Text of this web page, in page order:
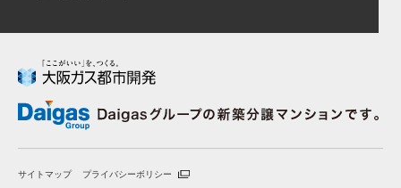
サイトマップ プライバシーボリシー